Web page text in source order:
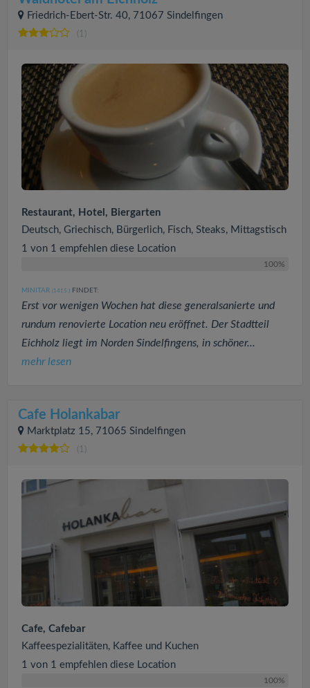
Friedrich-Ebert-Str. 40, 71067 Sindelfingen
(1)
Restaurant, Hotel, Biergarten
Deutsch, Griechisch, Bürgerlich, Fisch, Steaks, Mittagstisch
1 von 1 empfehlen diese Location
100%
MINITAR (1415 ) FINDET:
Erst vor wenigen Wochen hat diese generalsanierte und
rundum renovierte Location neu eröffnet. Der Stadtteil
Eichholz liegt im Norden Sindelfingens, in schöner...
mehr lesen
Cafe Holankabar
Marktplatz 15, 71065 Sindelfingen
Cafe, Cafebar
Kaffeespezialitäten, Kaffee und Kuchen
1 von 1 empfehlen diese Location
100%